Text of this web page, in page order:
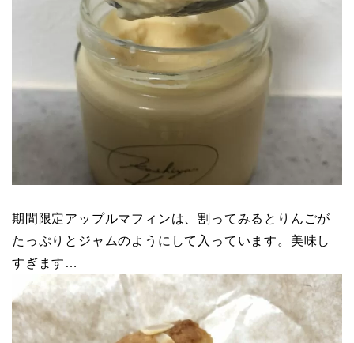
期間限定アップルマフィンは、割ってみるとりんごが
たっぷりとジャムのようにして入っています。美味し
すぎます…